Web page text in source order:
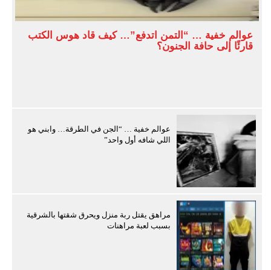
عوالم خفية … “التمن اتدفع”… كيف قاد هوس الكتب
قارئًا إلى حافة الجنون؟
عوالم خفية … “الجن في الطرقة… وابني هو
اللي شافه أول واحد”
مراهق يقتل ربة منزل ويحرق شقتها بالشرقية
بسبب لعبة مراهنات